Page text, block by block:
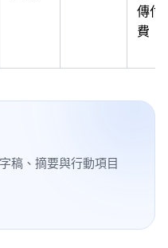
傳付
費
稿、摘要與行動項目